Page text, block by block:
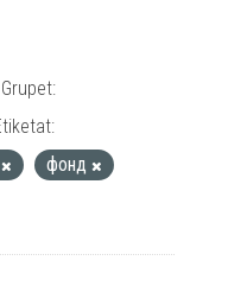
Grupet:
фонд